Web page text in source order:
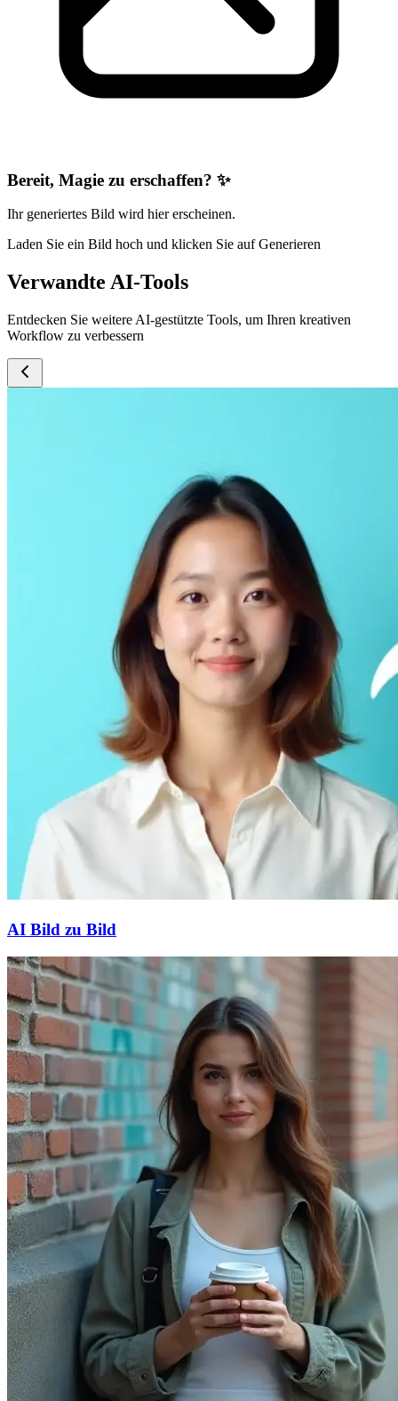
Bereit, Magie zu erschaffen? ✨
Ihr generiertes Bild wird hier erscheinen.
Laden Sie ein Bild hoch und klicken Sie auf Generieren
Verwandte AI-Tools
Entdecken Sie weitere AI-gestützte Tools, um Ihren kreativen
Workflow zu verbessern
AI Bild zu Bild